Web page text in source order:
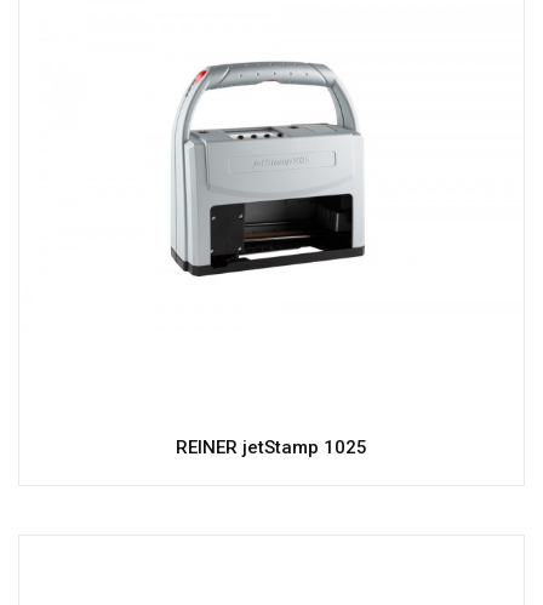
REINER jetStamp 1025